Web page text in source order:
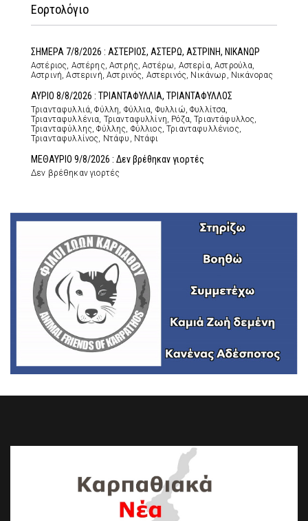
Εορτολόγιο
ΣΗΜΕΡΑ 7/8/2026 : ΑΣΤΕΡΙΟΣ, ΑΣΤΕΡΩ, ΑΣΤΡΙΝΗ, ΝΙΚΑΝΩΡ
Αστέριος, Αστέρης, Αστρής, Αστέρω, Αστερία, Αστρούλα,
Αστρινή, Αστερινή, Αστρινός, Αστερινός, Νικάνωρ, Νικάνορας
ΑΥΡΙΟ 8/8/2026 : ΤΡΙΑΝΤΑΦΥΛΛΙΑ, ΤΡΙΑΝΤΑΦΥΛΛΟΣ
Τριανταφυλλιά, Φύλλη, Φύλλια, Φυλλιώ, Φυλλίτσα,
Τριανταφυλλένια, Τριανταφυλλίνη, Ρόζα, Τριαντάφυλλος,
Τριανταφύλλης, Φύλλης, Φύλλιος, Τριανταφυλλένιος,
Τριανταφυλλίνος, Ντάφυ, Ντάφι
ΜΕΘΑΥΡΙΟ 9/8/2026 : Δεν βρέθηκαν γιορτές
Δεν βρέθηκαν γιορτές